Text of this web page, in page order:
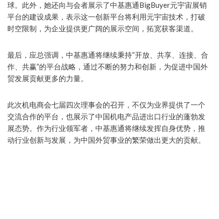
球。此外，她还向与会者展示了中基惠通BigBuyer元宇宙展销
平台的建设成果，表示这一创新平台将利用元宇宙技术，打破
时空限制，为企业提供更广阔的展示空间，拓宽获客渠道。
最后，应总强调，中基惠通将继续秉持“开放、共享、连接、合
作、共赢”的平台战略，通过不断的努力和创新，为促进中国外
贸发展贡献更多的力量。
此次机电商会七届四次理事会的召开，不仅为业界提供了一个
交流合作的平台，也展示了中国机电产品进出口行业的蓬勃发
展态势。作为行业领军者，中基惠通将继续发挥自身优势，推
动行业创新与发展，为中国外贸事业的繁荣做出更大的贡献。